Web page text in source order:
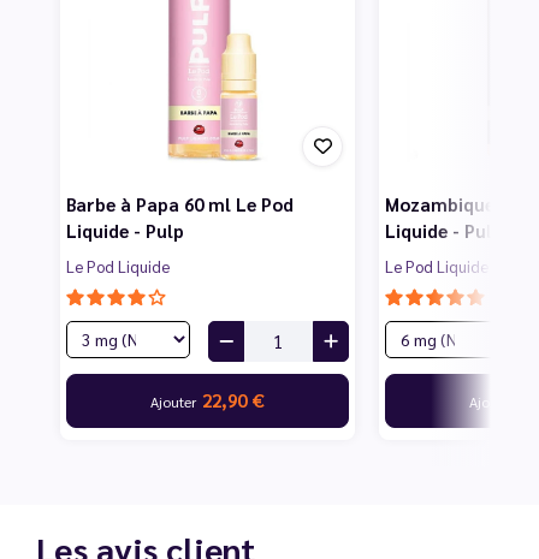
Barbe à Papa 60 ml Le Pod
Liquide - Pulp
Le Pod Liquide
Ajouter 22,90 €
Mozambique
Liquide - Pulp
Le Pod Liquide
Ajouter
Les avis client